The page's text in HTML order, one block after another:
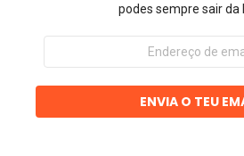
podes sempre sair da
Endereço
email
ENVIA O TEU